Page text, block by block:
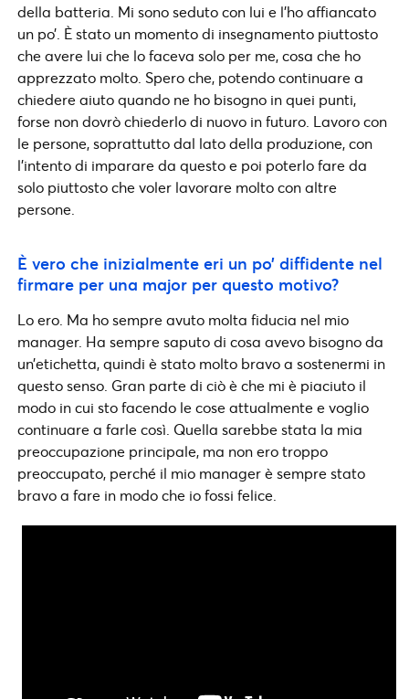
della batteria. Mi sono seduto con lui e l’ho affiancato
un po’. È stato un momento di insegnamento piuttosto
che avere lui che lo faceva solo per me, cosa che ho
apprezzato molto. Spero che, potendo continuare a
chiedere aiuto quando ne ho bisogno in quei punti,
forse non dovrò chiederlo di nuovo in futuro. Lavoro con
le persone, soprattutto dal lato della produzione, con
l’intento di imparare da questo e poi poterlo fare da
solo piuttosto che voler lavorare molto con altre
persone.
È vero che inizialmente eri un po’ diffidente nel
firmare per una major per questo motivo?
Lo ero. Ma ho sempre avuto molta fiducia nel mio
manager. Ha sempre saputo di cosa avevo bisogno da
un’etichetta, quindi è stato molto bravo a sostenermi in
questo senso. Gran parte di ciò è che mi è piaciuto il
modo in cui sto facendo le cose attualmente e voglio
continuare a farle così. Quella sarebbe stata la mia
preoccupazione principale, ma non ero troppo
preoccupato, perché il mio manager è sempre stato
bravo a fare in modo che io fossi felice.